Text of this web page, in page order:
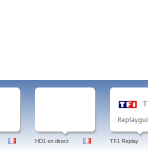
HD1 en direct TF1 Replay